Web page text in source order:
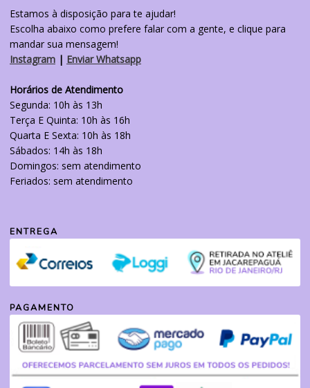
Estamos à disposição para te ajudar!
Escolha abaixo como prefere falar com a gente, e clique para
mandar sua mensagem!
Instagram | Enviar Whatsapp
Horários de Atendimento
Segunda: 10h às 13h
Terça E Quinta: 10h às 16h
Quarta E Sexta: 10h às 18h
Sábados: 14h às 18h
Domingos: sem atendimento
Feriados: sem atendimento
ENTREGA
PAGAMENTO